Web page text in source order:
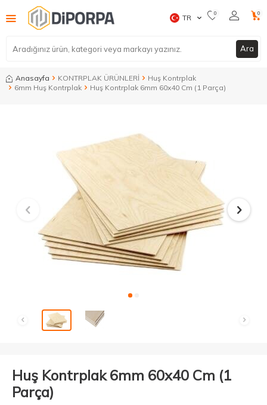
Ara
TR 0 0
Anasayfa KONTRPLAK ÜRÜNLERİ
Huş Kontrplak
6mm Huş Kontrplak
Huş Kontrplak 6mm 60x40 Cm (1 Parça)
Huş Kontrplak 6mm 60x40 Cm (1
Parça)